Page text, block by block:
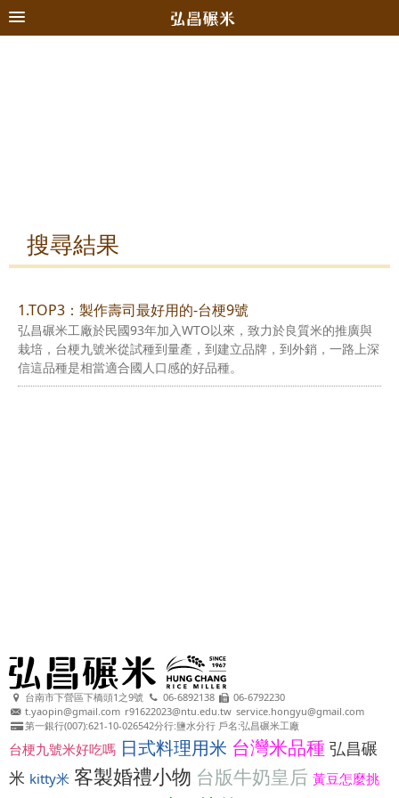
搜尋結果
1.TOP3：製作壽司最好用的-台梗9號
弘昌碾米工廠於民國93年加入WTO以來，致力於良質米的推廣與
栽培，台梗九號米從試種到量產，到建立品牌，到外銷，一路上深
信這品種是相當適合國人口感的好品種。
台南市下營區下橋頭1之9號 06-6892138
06-6792230
t.yaopin@gmail.com r91622023@ntu.edu.tw service.hongyu@gmail.com
第一銀行(007):621-10-026542分行:鹽水分行 戶名:弘昌碾米工廠
台梗九號米好吃嗎 日式料理用米 台灣米品種 弘昌碾
米 kitty米 客製婚禮小物 台版牛奶皇后 黃豆怎麼挑